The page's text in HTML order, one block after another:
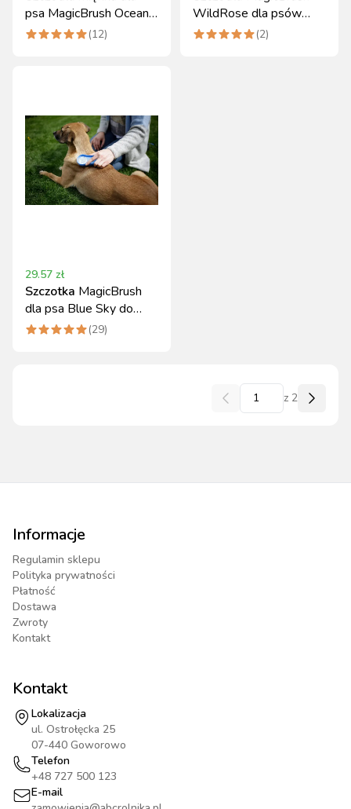
psa MagicBrush Ocean
Blue do delikatnej
(12)
WildRose dla psów
krótkowłosych i
(2)
29.57 zł
Szczotka MagicBrush
dla psa Blue Sky do
sierści krótkiej i średniej
(29)
z 2
Informacje
Regulamin sklepu
Polityka prywatności
Płatność
Dostawa
Zwroty
Kontakt
Kontakt
Lokalizacja
ul. Ostrołęcka 25
07-440 Goworowo
Telefon
+48 727 500 123
E-mail